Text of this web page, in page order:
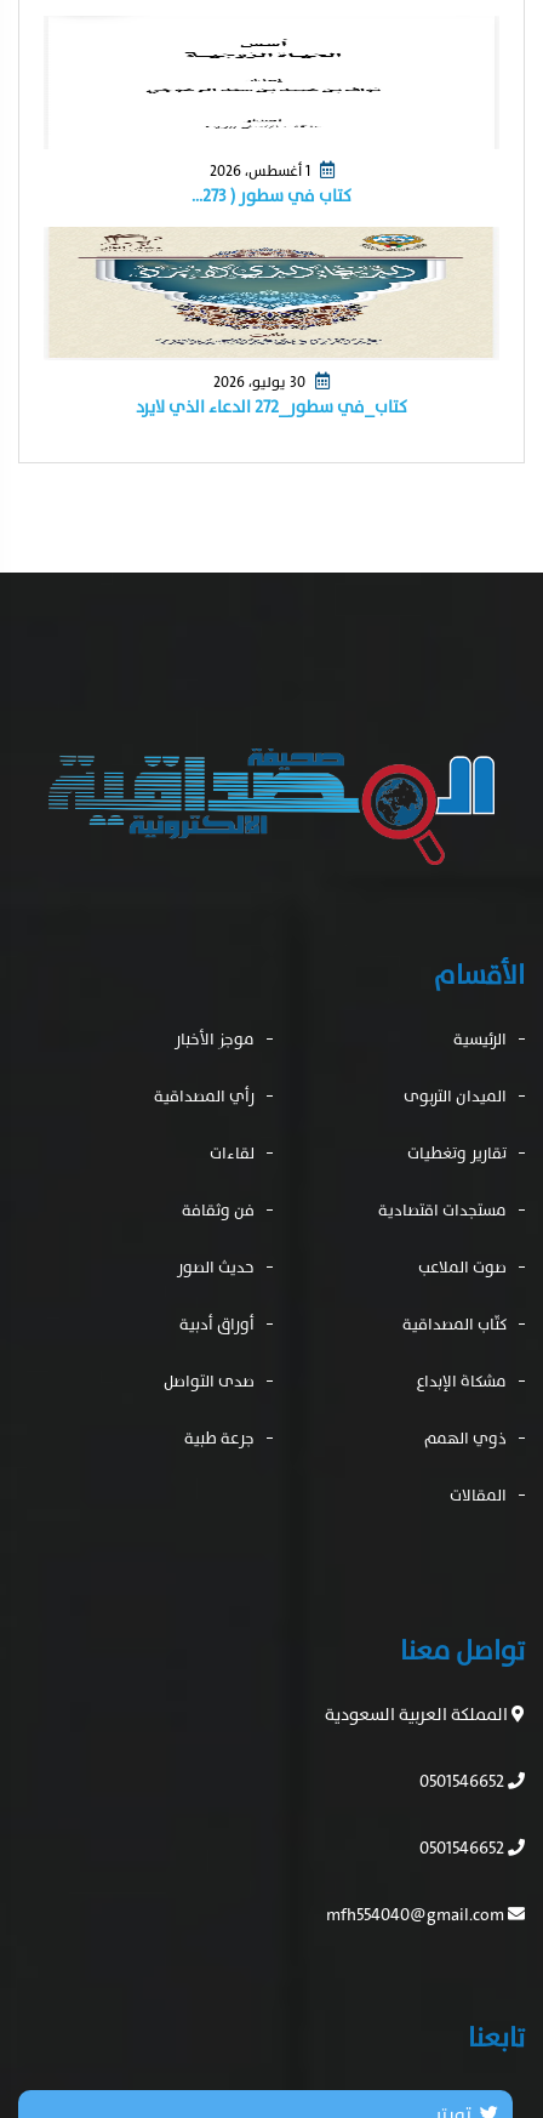
1 أغسطس، 2026
كتاب في سطور ( ٢٧٣…
كتاب_في سطور_٢٧٢ الدعاء الذي لايرد
الأقسام
الرئيسية موجز الأخبار
الميدان التربوى رأي المصداقية
تقارير وتغطيات لقاءات
مستجدات اقتصادية فن وثقافة
صوت الملاعب حديث الصور
كتّاب المصداقية أوراق أدبية
مشكاة الإبداع صدى التواصل
ذوي الهمم جرعة طبية
المقالات
تواصل معنا
المملكة العربية السعودية
تابعنا